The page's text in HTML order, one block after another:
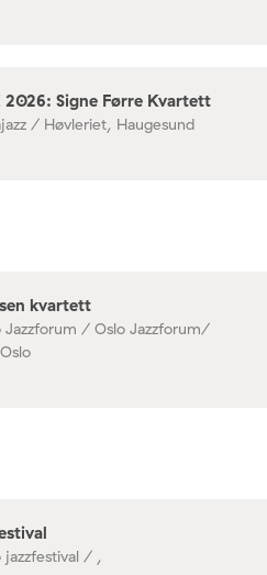
2026: Signe Førre Kvartett
/ Høvleriet, Haugesund
kvartett
Jazzforum / Oslo Jazzforum/
jazzfestival / ,